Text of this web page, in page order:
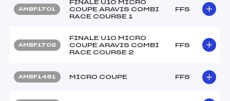
AMBF1701
FINALE U10 MICRO
COUPE ARAVIS COMBI
RACE COURSE 1
FFS
AMBF1702
FINALE U10 MICRO
COUPE ARAVIS COMBI
RACE COURSE 2
FFS
AMBF1461 MICRO COUPE FFS